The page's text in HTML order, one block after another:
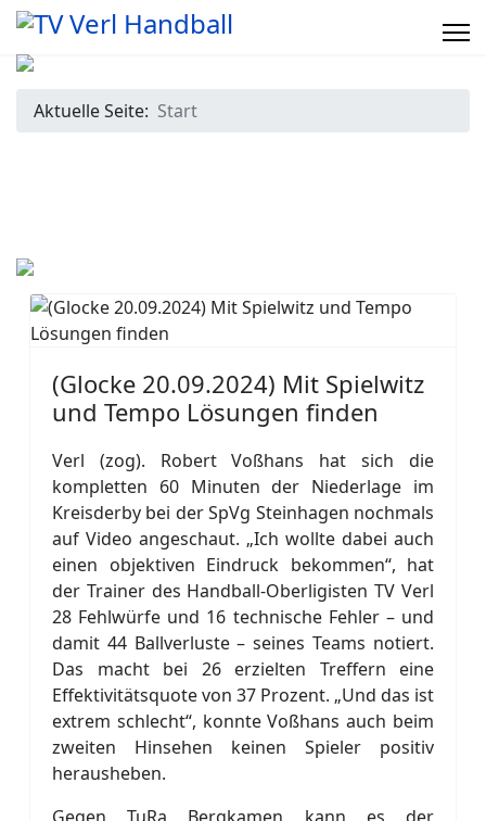
Aktuelle Seite: Start
(Glocke 20.09.2024) Mit Spielwitz
und Tempo Lösungen finden
Verl (zog). Robert Voßhans hat sich die
kompletten 60 Minuten der Niederlage im
Kreisderby bei der SpVg Steinhagen nochmals
auf Video angeschaut. „Ich wollte dabei auch
einen objektiven Eindruck bekommen“, hat
der Trainer des Handball-Oberligisten TV Verl
28 Fehlwürfe und 16 technische Fehler – und
damit 44 Ballverluste – seines Teams notiert.
Das macht bei 26 erzielten Treffern eine
Effektivitätsquote von 37 Prozent. „Und das ist
extrem schlecht“, konnte Voßhans auch beim
zweiten Hinsehen keinen Spieler positiv
herausheben.